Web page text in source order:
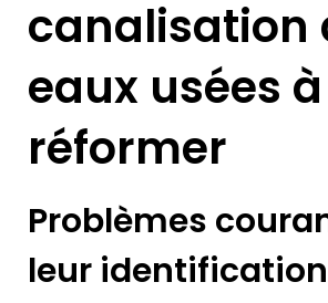
canalisation
eaux usées à
réformer
Problèmes
leur identification